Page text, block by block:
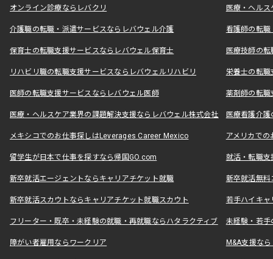
オンライン診療ならレバクリ 医療・ヘル
介護職の転職・派遣サービスならレバウェル介護 看護師の転
保育士の転職支援サービスならレバウェル保育士 医療技師の
リハビリ職の転職支援サービスならレバウェルリハビリ 栄養士の転
医師の転職支援サービスならレバウェル医師 薬剤師の転
医療・ヘルスケア業界の課題解決支援ならレバウェル株式会社 医療看護介
メキシコでのお仕事探しはLeverages Career Mexico アメリカで
留学生が日本で仕事を探すなら帰国GO.com 就活・転職
新卒就活エージェントならキャリアチケット就職 新卒就活無料
新卒就活スカウトならキャリアチケット就職スカウト 若手ハイキ
フリーター・既卒・未経験の就職・再就職ならハタラクティブ 未経験・若手
障がい者雇用ならワークリア M&A支援な